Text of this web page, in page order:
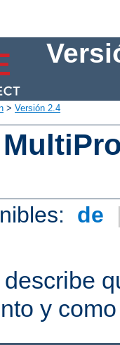
> Versión 2.4
de
y